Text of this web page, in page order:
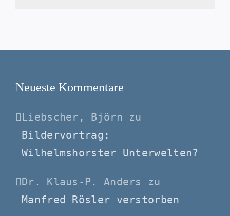
Neueste Kommentare
Liebscher, Björn zu
Bildervortrag:
Wilhelmshorster Unterwelten?
Dr. Klaus-P. Anders
zu
Manfred Rösler verstorben